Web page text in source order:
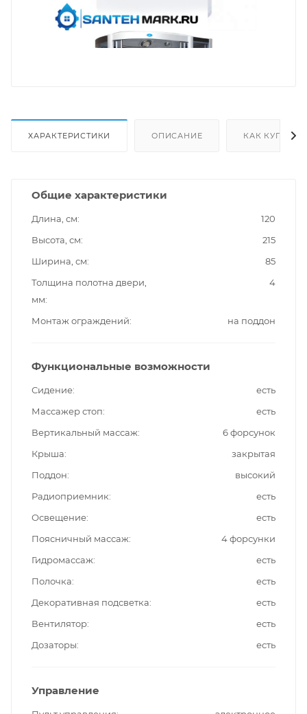
ХАРАКТЕРИСТИКИ ОПИСАНИЕ КАК КУПИТЬ
Общие характеристики
Длина, см
120
Высота, см
215
Ширина, см
85
Толщина полотна двери,
мм
4
Монтаж ограждений на поддон
Функциональные возможности
Сидение
есть
Массажер стоп
есть
Вертикальный массаж
6 форсунок
Крыша
закрытая
Поддон
высокий
Радиоприемник
есть
Освещение
есть
Поясничный массаж
4 форсунки
Гидромассаж
есть
Полочка
есть
Декоративная подсветка
есть
Вентилятор
есть
Дозаторы
есть
Управление